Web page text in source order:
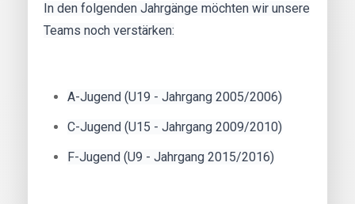
In den folgenden Jahrgänge möchten wir unsere
Teams noch verstärken:
A-Jugend (U19 - Jahrgang 2005/2006)
C-Jugend (U15 - Jahrgang 2009/2010)
F-Jugend (U9 - Jahrgang 2015/2016)